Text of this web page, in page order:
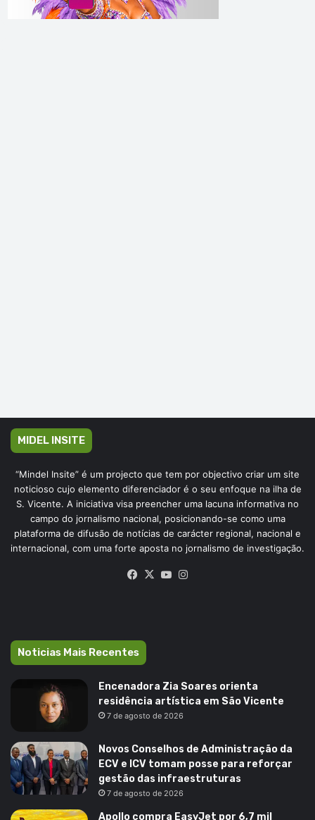
MIDEL INSITE
“Mindel Insite” é um projecto que tem por objectivo criar um site
noticioso cujo elemento diferenciador é o seu enfoque na ilha de
S. Vicente. A iniciativa visa preencher uma lacuna informativa no
campo do jornalismo nacional, posicionando-se como uma
plataforma de difusão de notícias de carácter regional, nacional e
internacional, com uma forte aposta no jornalismo de investigação.
Facebook
X YouTube
Noticias Mais Recentes
Encenadora Zia Soares orienta
residência artística em São Vicente
7 de agosto de 2026
Novos Conselhos de Administração da
ECV e ICV tomam posse para reforçar
gestão das infraestruturas
7 de agosto de 2026
Apollo compra EasyJet por 6,7 mil